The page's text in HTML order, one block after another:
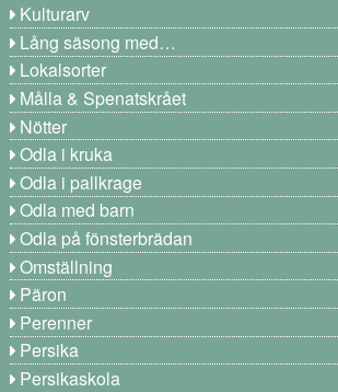
Kulturarv
Lång säsong med…
Lokalsorter
Målla & Spenatskrået
Nötter
Odla i kruka
Odla i pallkrage
Odla med barn
Odla på fönsterbrädan
Omställning
Päron
Perenner
Persika
Persikaskola